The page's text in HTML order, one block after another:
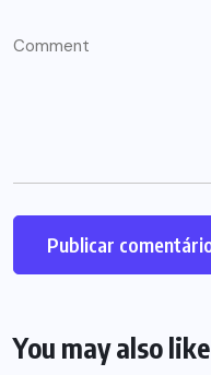
You may also like